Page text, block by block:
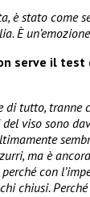
è stato come
È
serve il test
di tutto,
viso sono
ma è
con
chiusi.